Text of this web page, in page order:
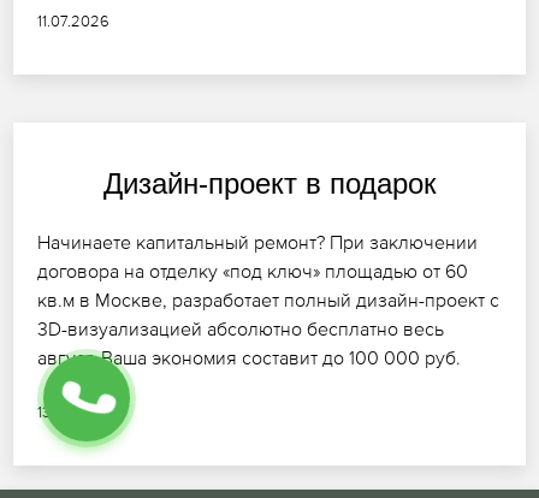
11.07.2026
Дизайн-проект в подарок
Начинаете капитальный ремонт? При заключении
договора на отделку «под ключ» площадью от 60
кв.м в Москве, разработает полный дизайн-проект с
3D-визуализацией абсолютно бесплатно весь
август. Ваша экономия составит до 100 000 руб.
13.07.2026